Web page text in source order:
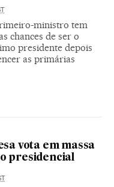
ministro tem
chances de ser o
presidente depois
as primárias
vota em massa
presidencial